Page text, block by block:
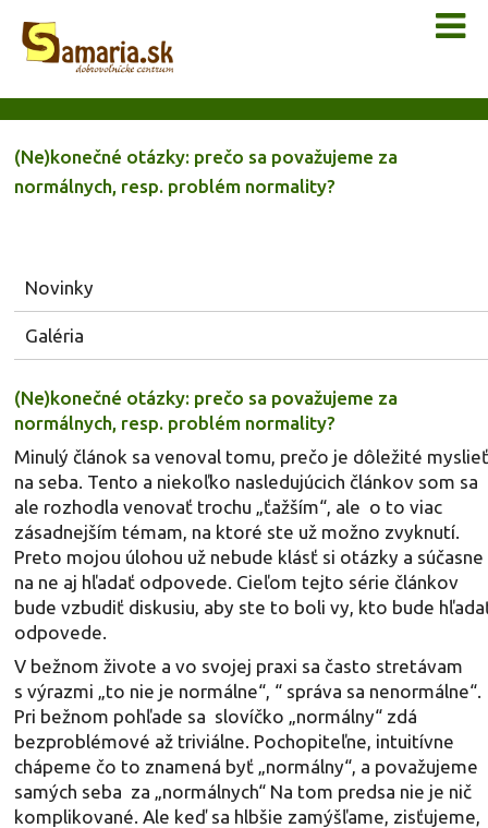
(Ne)konečné otázky: prečo sa považujeme za
normálnych, resp. problém normality?
Novinky
Galéria
(Ne)konečné otázky: prečo sa považujeme za
normálnych, resp. problém normality?
Minulý článok sa venoval tomu, prečo je dôležité
na seba. Tento a niekoľko nasledujúcich článkov som sa
ale rozhodla venovať trochu „ťažším“, ale o to viac
zásadnejším témam, na ktoré ste už možno zvyknutí.
Preto mojou úlohou už nebude klásť si otázky a súčasne
na ne aj hľadať odpovede. Cieľom tejto série článkov
bude vzbudiť diskusiu, aby ste to boli vy, kto bude
odpovede.
V bežnom živote a vo svojej praxi sa často stretávam
s výrazmi „to nie je normálne“, “ správa sa nenormálne“.
Pri bežnom pohľade sa slovíčko „normálny“ zdá
bezproblémové až triviálne. Pochopiteľne, intuitívne
chápeme čo to znamená byť „normálny“, a považujeme
samých seba za „normálnych“ Na tom predsa nie je nič
komplikované. Ale keď sa hlbšie zamýšľame, zisťujeme,